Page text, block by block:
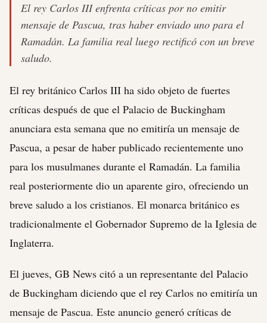
El rey Carlos III enfrenta críticas por no emitir
mensaje de Pascua, tras haber enviado uno para el
Ramadán. La familia real luego rectificó con un breve
saludo.
El rey británico Carlos III ha sido objeto de fuertes
críticas después de que el Palacio de Buckingham
anunciara esta semana que no emitiría un mensaje de
Pascua, a pesar de haber publicado recientemente uno
para los musulmanes durante el Ramadán. La familia
real posteriormente dio un aparente giro, ofreciendo un
breve saludo a los cristianos. El monarca británico es
tradicionalmente el Gobernador Supremo de la Iglesia de
Inglaterra.
El jueves, GB News citó a un representante del Palacio
de Buckingham diciendo que el rey Carlos no emitiría un
mensaje de Pascua. Este anuncio generó críticas de